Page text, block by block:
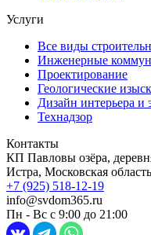
Услуги
Все виды
Инженерные
Проектирование
Геологические
Дизайн интерьера и
Технадзор
Контакты
КП Павловы озёра,
Истра, Московская область
+7 (925) 518-12-19
info@svdom365.ru
Пн - Вс с 9:00 до 21:00